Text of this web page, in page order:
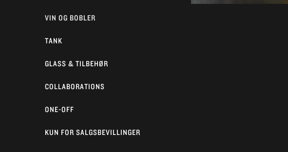
VIN OG BOBLER
TANK
GLASS & TILBEHØR
COLLABORATIONS
ONE-OFF
KUN FOR SALGSBEVILLINGER